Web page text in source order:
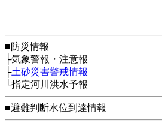
■防災情報
├気象警報・注意報
├土砂災害警戒情報
└指定河川洪水予報
■避難判断水位到達情報